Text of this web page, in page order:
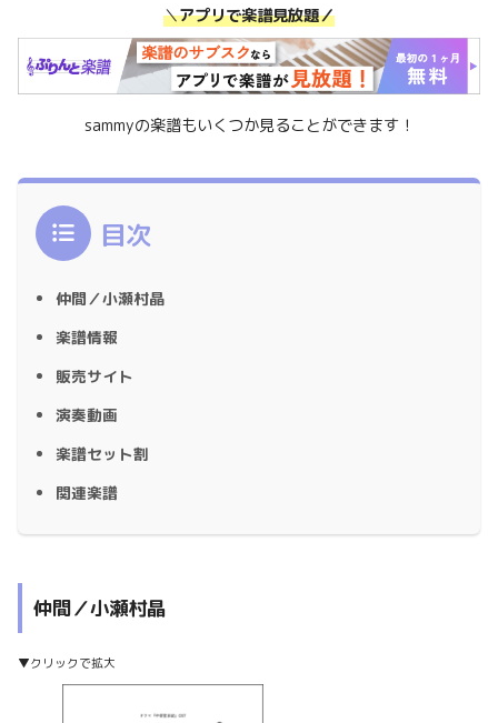
＼アプリで楽譜見放題／
sammyの楽譜もいくつか見ることができます！
目次
仲間／小瀬村晶
楽譜情報
販売サイト
演奏動画
楽譜セット割
関連楽譜
仲間／小瀬村晶
▼クリックで拡大